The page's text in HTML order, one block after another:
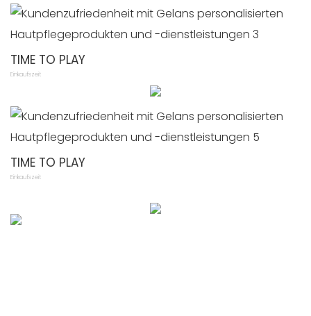
TIME TO PLAY
Einkaufszeit
TIME TO PLAY
Einkaufszeit